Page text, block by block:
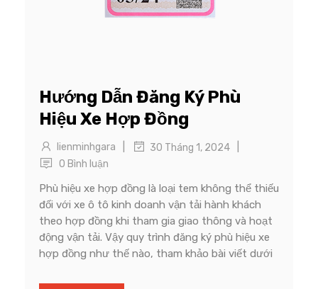
Hướng Dẫn Đăng Ký Phù
Hiệu Xe Hợp Đồng
lienminhgara 30 Tháng 1, 2024
0 Bình luận
Phù hiệu xe hợp đồng là loại tem không thể thiếu
đối với xe ô tô kinh doanh vận tải hành khách
theo hợp đồng khi tham gia giao thông và hoạt
động vận tải. Vậy quy trình đăng ký phù hiệu xe
hợp đồng như thế nào, tham khảo bài viết dưới